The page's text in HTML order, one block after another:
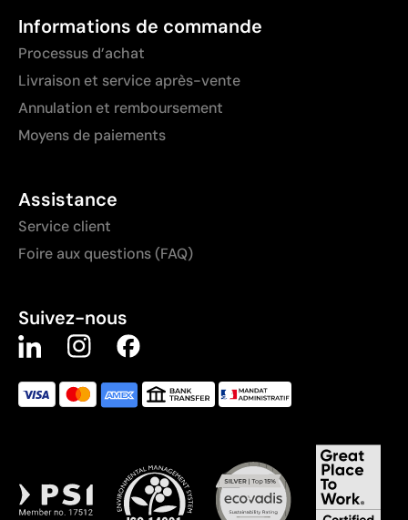
Informations de commande
Processus d’achat
Livraison et service après-vente
Annulation et remboursement
Moyens de paiements
Assistance
Service client
Foire aux questions (FAQ)
Suivez-nous